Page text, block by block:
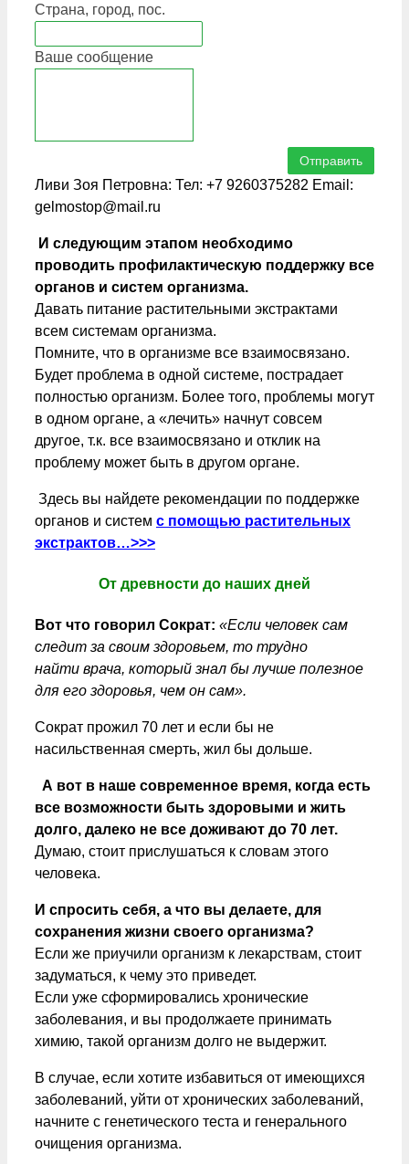
Страна, город, пос.
Ваше сообщение
Отправить
Ливи Зоя Петровна: Тел: +7 9260375282 Email:
gelmostop@mail.ru
И следующим этапом необходимо
проводить профилактическую поддержку все
органов и систем организма.
Давать питание растительными экстрактами
всем системам организма.
Помните, что в организме все взаимосвязано.
Будет проблема в одной системе, пострадает
полностью организм. Более того, проблемы могут
в одном органе, а «лечить» начнут совсем
другое, т.к. все взаимосвязано и отклик на
проблему может быть в другом органе.
Здесь вы найдете рекомендации по поддержке
органов и систем с помощью растительных
экстрактов…>>>
От древности до наших дней
Вот что говорил Сократ: «Если человек сам
следит за своим здоровьем, то трудно
найти врача, который знал бы лучше полезное
для его здоровья, чем он сам».
Сократ прожил 70 лет и если бы не
насильственная смерть, жил бы дольше.
А вот в наше современное время, когда есть
все возможности быть здоровыми и жить
долго, далеко не все доживают до 70 лет.
Думаю, стоит прислушаться к словам этого
человека.
И спросить себя, а что вы делаете, для
сохранения жизни своего организма?
Если же приучили организм к лекарствам, стоит
задуматься, к чему это приведет.
Если уже сформировались хронические
заболевания, и вы продолжаете принимать
химию, такой организм долго не выдержит.
В случае, если хотите избавиться от имеющихся
заболеваний, уйти от хронических заболеваний,
начните с генетического теста и генерального
очищения организма.